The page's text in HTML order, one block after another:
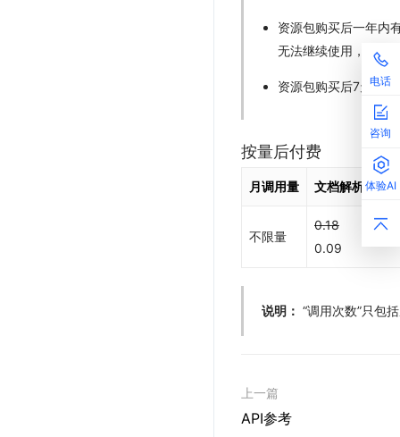
电话
咨询
体验AI
资源包购买后一年内
无法继续使用，请根
资源包购买后7天内
按量后付费
月调用量 文档解析（
不限量
0.18
0.09
说明： “调用次数”只包
上一篇
API参考